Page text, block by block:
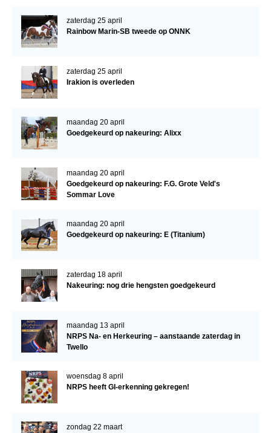
ACCOUNT AANMAKEN
zaterdag 25 april
Rainbow Marin-SB tweede op ONNK
zaterdag 25 april
Irakion is overleden
maandag 20 april
Goedgekeurd op nakeuring: Alixx
maandag 20 april
Goedgekeurd op nakeuring: F.G. Grote Veld's
Sommar Love
maandag 20 april
Goedgekeurd op nakeuring: E (Titanium)
zaterdag 18 april
Nakeuring: nog drie hengsten goedgekeurd
maandag 13 april
NRPS Na- en Herkeuring – aanstaande zaterdag in
Twello
woensdag 8 april
NRPS heeft GI-erkenning gekregen!
zondag 22 maart